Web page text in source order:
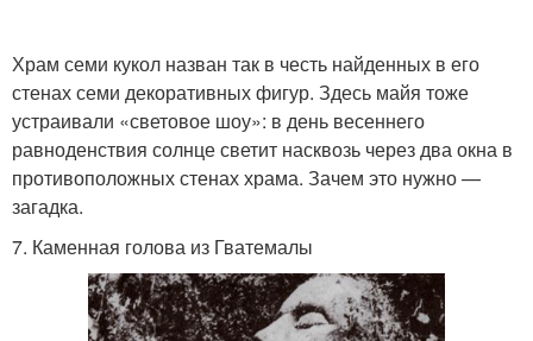
Храм семи кукол назван так в честь найденных в его
стенах семи декоративных фигур. Здесь майя тоже
устраивали «световое шоу»: в день весеннего
равноденствия солнце светит насквозь через два окна в
противоположных стенах храма. Зачем это нужно —
загадка.
7. Каменная голова из Гватемалы